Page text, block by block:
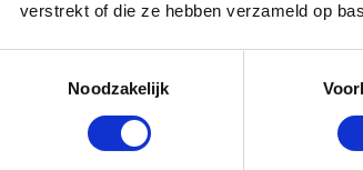
verstrekt of die ze hebben verzameld op
Noodzakelijk